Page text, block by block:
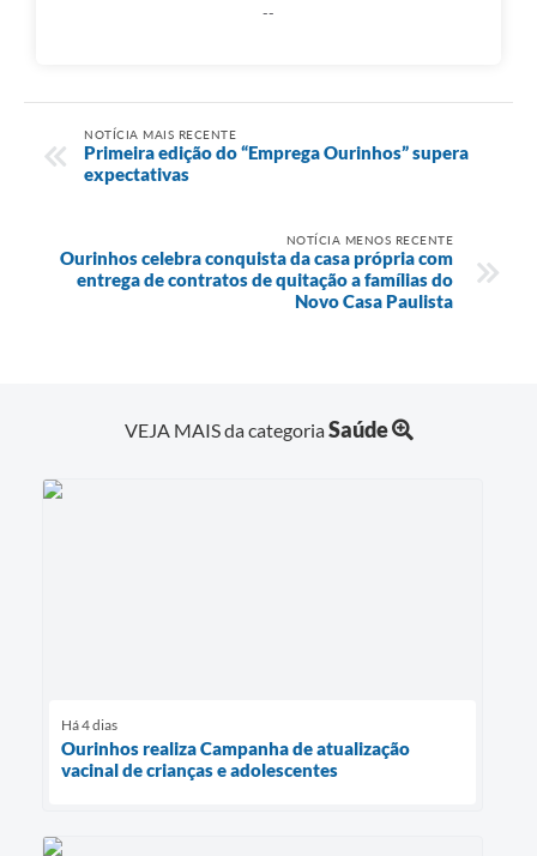
--
NOTÍCIA MAIS RECENTE
Primeira edição do “Emprega Ourinhos” supera
expectativas
NOTÍCIA MENOS RECENTE
Ourinhos celebra conquista da casa própria com
entrega de contratos de quitação a famílias do
Novo Casa Paulista
VEJA MAIS da categoriaSaúde
Há 4 dias
Ourinhos realiza Campanha de atualização
vacinal de crianças e adolescentes